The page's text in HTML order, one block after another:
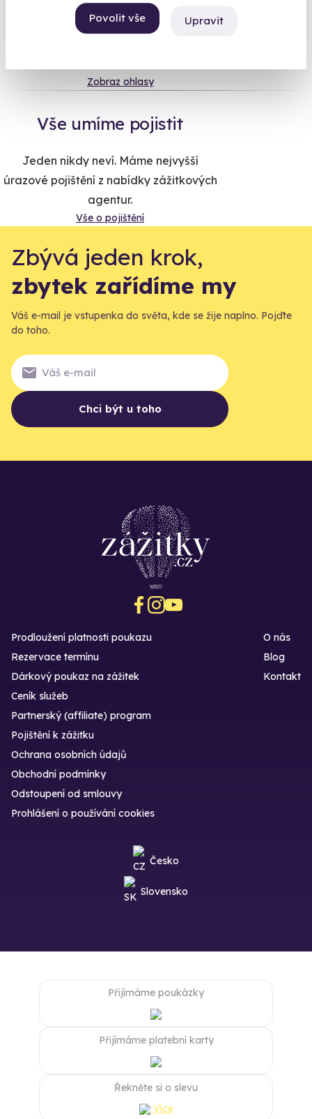
Povolit vše Upravit
Zobraz ohlasy
Vše umíme pojistit
Jeden nikdy neví. Máme nejvyšší
úrazové pojištění z nabídky zážitkových
agentur.
Vše o pojištění
Zbývá jeden krok,
zbytek zařídíme my
Váš e-mail je vstupenka do světa, kde se žije naplno. Pojďte
do toho.
Chci být u toho
Prodloužení platnosti poukazu
Rezervace termínu
Dárkový poukaz na zážitek
O nás
Blog
Kontakt
Ceník služeb
Partnerský (affiliate) program
Pojištění k zážitku
Ochrana osobních údajů
Obchodní podmínky
Odstoupení od smlouvy
Prohlášení o používání cookies
Česko
Slovensko
Přijímáme poukázky
Přijímáme platební karty
Řekněte si o slevu
Více